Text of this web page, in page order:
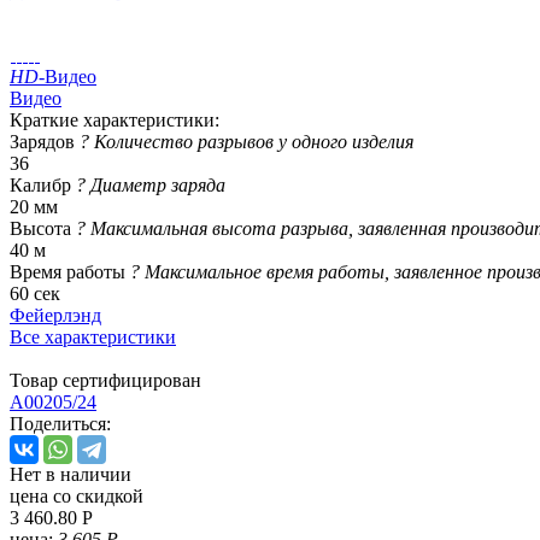
HD-Видео
Видео
Краткие характеристики:
Зарядов ? Количество разрывов у одного изделия
36
Калибр ? Диаметр заряда
20 мм
Высота ? Максимальная высота разрыва, заявленная
40 м
Время работы ? Максимальное время работы, заявленное
60 сек
Фейерлэнд
Все характеристики
Товар сертифицирован
A00205/24
Поделиться:
Нет в наличии
цена со скидкой
3 460.80 Р